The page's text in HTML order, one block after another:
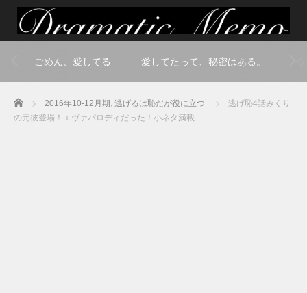
ごめん、愛してる 愛してたって、秘密はある。
Home 2016年10-12月期 , 逃げるは恥だが役に立つ
逃げ恥4話みくり
の元彼登場！エヴァパロディだった！小ネタ満載